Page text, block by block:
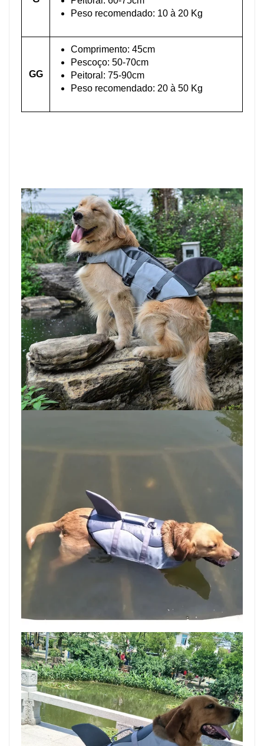
Peso recomendado: 10 à 20 Kg
GG
Comprimento: 45cm
Pescoço: 50-70cm
Peitoral: 75-90cm
Peso recomendado: 20 à 50 Kg